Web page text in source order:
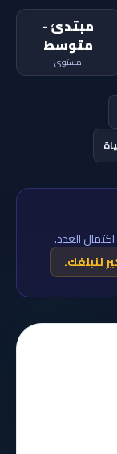
مبتدئ -
متوسط
مستوى
العدد.
لنبلغك.